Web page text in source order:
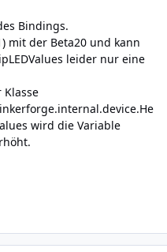
Bindings.
mit der Beta20 und kann
leider nur eine
wird die Variable